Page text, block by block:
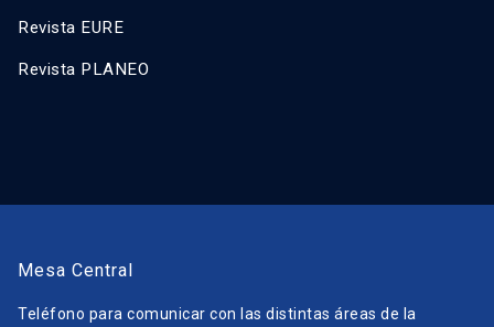
Revista EURE
Revista PLANEO
Mesa Central
Teléfono para comunicar con las distintas áreas de la